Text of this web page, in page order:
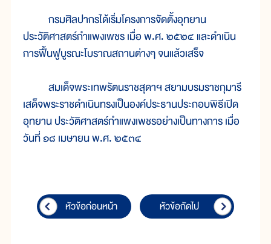
กรมศิลปากรได้เริ่มโครงการจัดตั้งอุทยาน
ประวัติศาสตร์กำแพงเพชร เมื่อ พ.ศ. ๒๕๒๔ และดำเนิน
การฟื้นฟูบูรณะโบราณสถานต่างๆ จนแล้วเสร็จ
สมเด็จพระเทพรัตนราชสุดาฯ สยามบรมราชกุมารี
เสด็จพระราชดำเนินทรงเป็นองค์ประธานประกอบพิธีเปิด
อุทยาน ประวัติศาสตร์กำแพงเพชรอย่างเป็นทางการ เมื่อ
วันที่ ๑๘ เมษายน พ.ศ. ๒๕๓๔
หัวข้อก่อนหน้า หัวข้อถัดไป